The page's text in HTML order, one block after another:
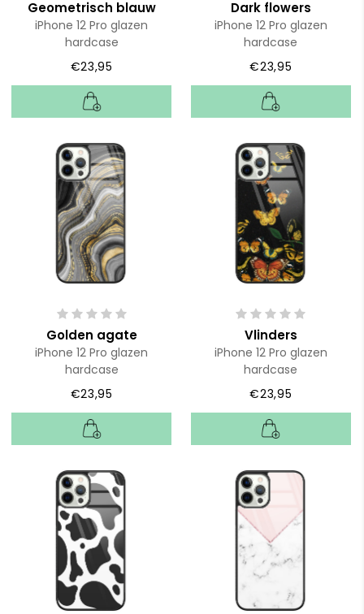
Geometrisch blauw
iPhone 12 Pro glazen
hardcase
€23,95
Dark flowers
iPhone 12 Pro glazen
hardcase
€23,95
Golden agate
iPhone 12 Pro glazen
hardcase
€23,95
Vlinders
iPhone 12 Pro glazen
hardcase
€23,95